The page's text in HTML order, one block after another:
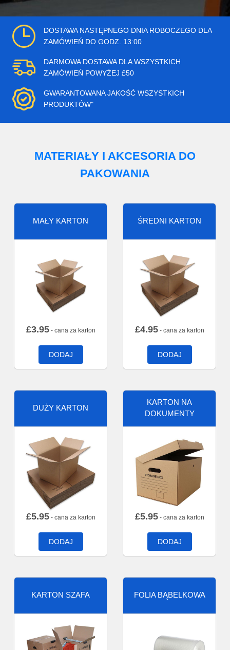
DOSTAWA NASTĘPNEGO DNIA ROBOCZEGO DLA
ZAMÓWIEŃ DO GODZ. 13:00
DARMOWA DOSTAWA DLA WSZYSTKICH
ZAMÓWIEŃ POWYŻEJ £50
GWARANTOWANA JAKOŚĆ WSZYSTKICH
PRODUKTÓW"
MATERIAŁY I AKCESORIA DO
PAKOWANIA
MAŁY KARTON
£3.95- cana za karton
DODAJ
ŚREDNI KARTON
£4.95- cana za karton
DODAJ
DUŻY KARTON
£5.95- cana za karton
DODAJ
KARTON NA
DOKUMENTY
£5.95- cana za karton
DODAJ
KARTON SZAFA FOLIA BĄBELKOWA